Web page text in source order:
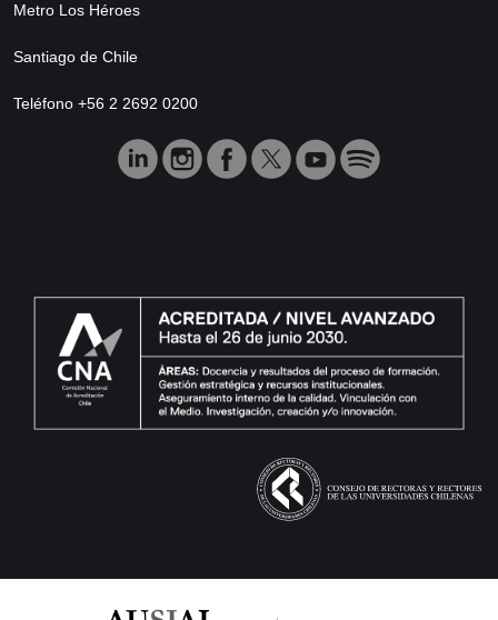
Metro Los Héroes
Santiago de Chile
Teléfono +56 2 2692 0200